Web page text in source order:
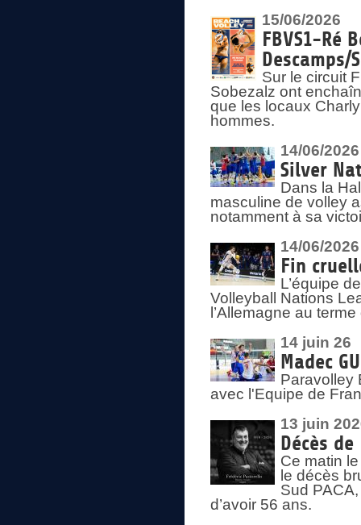
15/06/2026
FBVS1-Ré
Descamps/
Sur le circuit
Sobezalz ont
que les locaux
hommes.
14/06/2026
Silver
Dans la
masculine de volley
notamment à sa
14/06/2026
Fin
L’équipe
Volleyball Nations
l’Allemagne au
14 juin 26
Madec
Paravolley
avec l'Equipe de
13 juin
Décès de
Ce matin
le décès
Sud
d’avoir 56 ans.